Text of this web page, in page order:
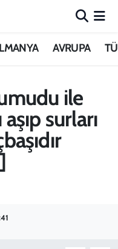
AVRUPA
ile
surları
Fikstür